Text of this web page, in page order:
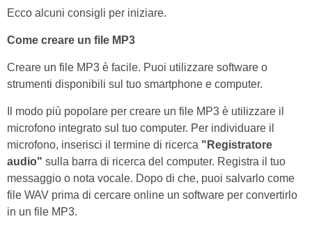
Ecco alcuni consigli per iniziare.
Come creare un file MP3
Creare un file MP3 è facile. Puoi utilizzare software o
strumenti disponibili sul tuo smartphone e computer.
Il modo più popolare per creare un file MP3 è utilizzare il
microfono integrato sul tuo computer. Per individuare il
microfono, inserisci il termine di ricerca "Registratore
audio" sulla barra di ricerca del computer. Registra il tuo
messaggio o nota vocale. Dopo di che, puoi salvarlo come
file WAV prima di cercare online un software per convertirlo
in un file MP3.